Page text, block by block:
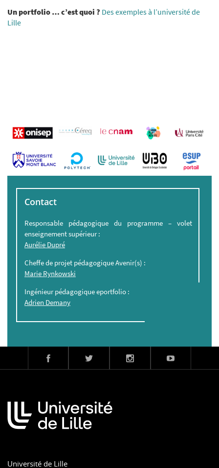
Un portfolio … c’est quoi ? Des exemples à l’université de
Lille
Contact
Responsable pédagogique du programme – volet
enseignement supérieur :
Aurélie Dupré
Cheffe de projet pédagogique Avenir(s) :
Marie Rynkowski
Ingénieur pédagogique eportfolio :
Adrien Demany
Université de Lille